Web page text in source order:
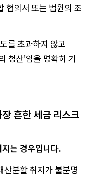
협의서 또는 법원의 조
를 초과하지 않고
청산’임을 명확히 기
흔한 세금 리스크
는 경우입니다.
산분할 취지가 불분명